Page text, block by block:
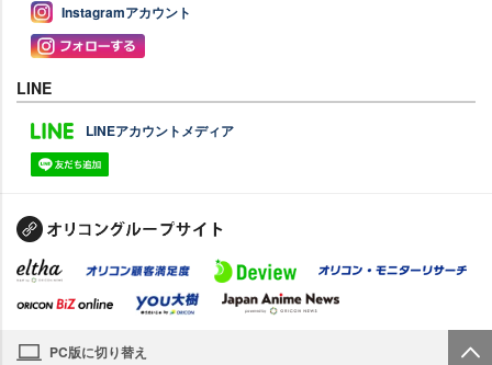
Instagramアカウント
LINE
LINEアカウントメディア
PC版に切り替え